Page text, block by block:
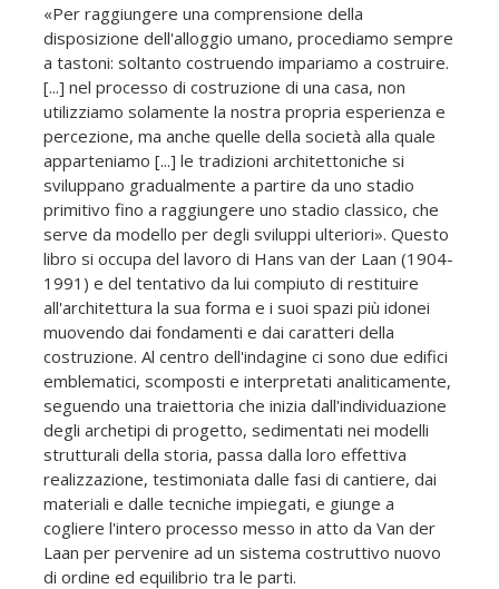
«Per raggiungere una comprensione della
disposizione dell'alloggio umano, procediamo sempre
a tastoni: soltanto costruendo impariamo a costruire.
[...] nel processo di costruzione di una casa, non
utilizziamo solamente la nostra propria esperienza e
percezione, ma anche quelle della società alla quale
apparteniamo [...] le tradizioni architettoniche si
sviluppano gradualmente a partire da uno stadio
primitivo fino a raggiungere uno stadio classico, che
serve da modello per degli sviluppi ulteriori». Questo
libro si occupa del lavoro di Hans van der Laan (1904-
1991) e del tentativo da lui compiuto di restituire
all'architettura la sua forma e i suoi spazi più idonei
muovendo dai fondamenti e dai caratteri della
costruzione. Al centro dell'indagine ci sono due edifici
emblematici, scomposti e interpretati analiticamente,
seguendo una traiettoria che inizia dall'individuazione
degli archetipi di progetto, sedimentati nei modelli
strutturali della storia, passa dalla loro effettiva
realizzazione, testimoniata dalle fasi di cantiere, dai
materiali e dalle tecniche impiegati, e giunge a
cogliere l'intero processo messo in atto da Van der
Laan per pervenire ad un sistema costruttivo nuovo
di ordine ed equilibrio tra le parti.